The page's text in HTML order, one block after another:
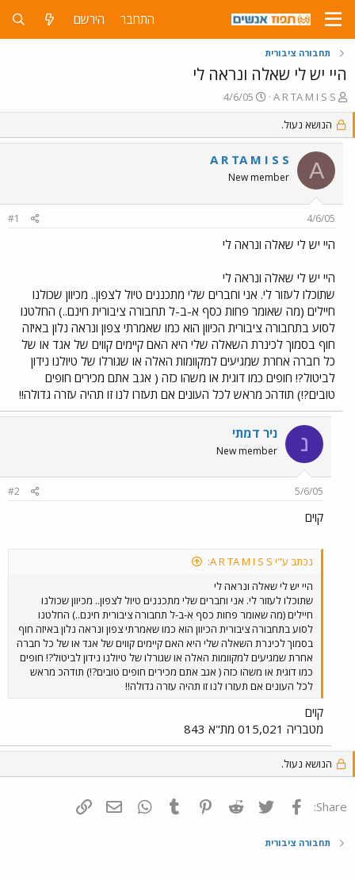
התחבר הירשם
תחבורה ציבורית
היי יש לי שאלה ונראה לי
פ
ו
ת
ח
נ
A R TA M I S S
פ
ו
ס
ם
ב
ת
ך
4/6/05
הנושא נעול.
A
A R TA M I S S
New member
4/6/05
#1
היי יש לי שאלה ונראה לי
היי יש לי שאלה ונראה לי
שתוכלו לעזור לי. אני וחברים שלי מתכננים טיול לצפון.. מכיוון שכולנו
חיילים (מה שאומר פחות כסף א-ב-ל תחבורה ציבורית חינם..) החלטנו
לסוע בתחבורה ציבורית הכיוון הוא כמו שאמרתי צפון ונראה נלון באיזה
חוף בסמוך לכינרת השאלה שלי היא האם קיימים קווים של אגד או של
כל חברה אחרת שמגיעים למקוומות האלה או שגורלו של טיולנו נידון
לביטול?! חופים כמו דוגית או משהו כזה ( אגב אתם מכירים חופים
טובים?!) תודהכ מראש לכל העונים אם תעזרו לנו זו תהיה עזרה גדולה!!
נ ניר דמתי
New member
5/6/05
#2
קוים
נכתב ע"י A R TA M I S S:
היי יש לי שאלה ונראה לי
שתוכלו לעזור לי. אני וחברים שלי מתכננים טיול לצפון.. מכיוון שכולנו
חיילים (מה שאומר פחות כסף א-ב-ל תחבורה ציבורית חינם..) החלטנו
לסוע בתחבורה ציבורית הכיוון הוא כמו שאמרתי צפון ונראה נלון באיזה חוף
בסמוך לכינרת השאלה שלי היא האם קיימים קווים של אגד או של כל חברה
אחרת שמגיעים למקוומות האלה או שגורלו של טיולנו נידון לביטול?! חופים
כמו דוגית או משהו כזה ( אגב אתם מכירים חופים טובים?!) תודהכ מראש
לכל העונים אם תעזרו לנו זו תהיה עזרה גדולה!!
קוים
מטבריה 015,021 מת"א 843
הנושא נעול.
Share: פייסבוק Twitter
Reddit
Pinterest
Tumblr
WhatsAppדואר אלקטרוני
תחבורה ציבורית